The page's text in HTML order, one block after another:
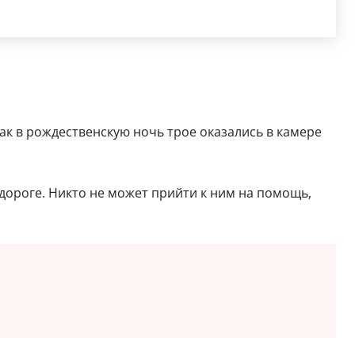
в рождественскую ночь трое оказались в камере
Никто не может прийти к ним на помощь,